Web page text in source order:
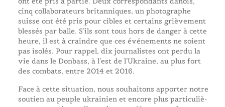
cinq collaborateurs britanniques, un photographe
suisse ont été pris pour cibles et certains grièvement
blessés par balle. S’ils sont tous hors de danger à cette
heure, il est à craindre que ces événements ne soient
pas isolés. Pour rappel, dix journalistes ont perdu la
vie dans le Donbass, à l’est de l’Ukraine, au plus fort
des combats, entre 2014 et 2016.
Face à cette situation, nous souhaitons apporter notre
soutien au peuple ukrainien et encore plus particuliè-